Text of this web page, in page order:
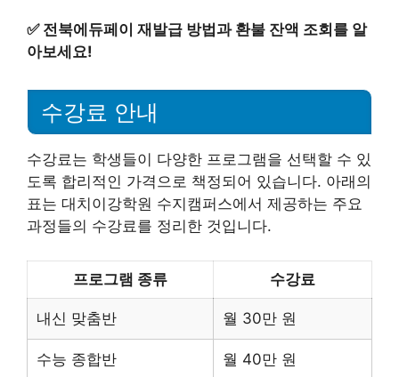
✅ 전북에듀페이 재발급 방법과 환불 잔액 조회를 알
아보세요!
수강료 안내
수강료는 학생들이 다양한 프로그램을 선택할 수 있
도록 합리적인 가격으로 책정되어 있습니다. 아래의
표는 대치이강학원 수지캠퍼스에서 제공하는 주요
과정들의 수강료를 정리한 것입니다.
프로그램 종류 수강료
내신 맞춤반 월 30만 원
수능 종합반 월 40만 원